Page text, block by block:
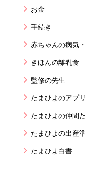
お金
手続き
赤ちゃんの病気
きほんの離乳食
監修の先生
たまひよのアプリ
たまひよの仲間
たまひよの出産
たまひよ白書